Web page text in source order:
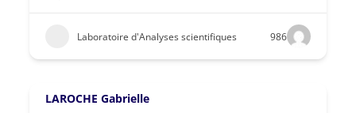
Laboratoire d'Analyses scientifiques 986
LAROCHE Gabrielle